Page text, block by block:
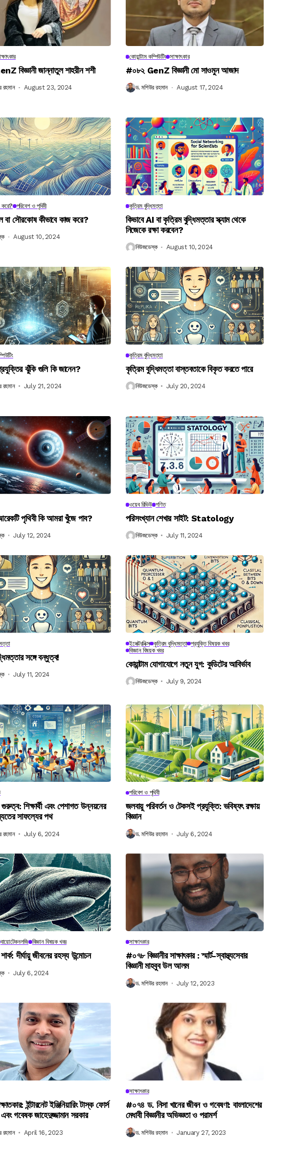
বিজ্ঞানী জান্নাতুল শাহরীন শশী
রহমান August 23, 2024
কোয়ান্টাম কম্পিউটিং সাক্ষাৎকার
#০৮২ GenZ বিজ্ঞানী মো সাওমুন আজাদ
ড. মশিউর রহমান August 17, 2024
করে? পরিবেশ ও পৃথিবী
বা সৌরকোষ কীভাবে কাজ করে?
August 10, 2024
কৃত্রিম বুদ্ধিমত্তা
কিভাবে AI বা কৃত্রিম বুদ্ধিমত্তার স্ক্যাম থেকে
নিজেকে রক্ষা করবেন?
নিউজডেস্ক August 10, 2024
প্রযুক্তির ঝুঁকি গুলি কি জানেন?
রহমান July 21, 2024
কৃত্রিম বুদ্ধিমত্তা
কৃত্রিম বুদ্ধিমত্তা বাস্তবতাকে বিকৃত করতে পারে
নিউজডেস্ক July 20, 2024
পৃথিবী কি আমরা খুঁজে পাব?
July 12, 2024
ওয়েব রিভিউ গণিত
পরিসংখ্যান শেখার সাইট: Statology
নিউজডেস্ক July 11, 2024
সঙ্গে বন্ধুত্ব!
July 11, 2024
ইলেক্ট্রনিক্স কৃত্রিম বুদ্ধিমত্তা প্রযুক্তি বিষয়ক খবর
বিজ্ঞান বিষয়ক খবর
কোয়ান্টাম যোগাযোগে নতুন যুগ: কুডিটের আবির্ভাব
নিউজডেস্ক July 9, 2024
শিক্ষার্থী এবং পেশাগত উন্নয়নের
সাফল্যের পথ
রহমান July 6, 2024
পরিবেশ ও পৃথিবী
জলবায়ু পরিবর্তন ও টেকসই প্রযুক্তি: ভবিষ্যৎ রক্ষায়
বিজ্ঞান
ড. মশিউর রহমান July 6, 2024
বায়োটেকনলজি বিজ্ঞান বিষয়ক খবর
দীর্ঘায়ু জীবনের রহস্য উন্মোচন
July 6, 2024
সাক্ষাৎকার
#০৭৮ বিজ্ঞানীর সাক্ষাৎকার : স্মার্ট-স্বাস্থ্যসেবার
বিজ্ঞানী মাহবুব উল আলম
ড. মশিউর রহমান July 12, 2023
ইন্টারনেট ইঞ্জিনিয়ারিং টাস্ক ফোর্স
গবেষক জাহেদুজ্জামান সরকার
রহমান April 16, 2023
সাক্ষাৎকার
#০৭৪ ড. নিসা খানের জীবন ও গবেষণা: বাংলাদেশের
মেধাবী বিজ্ঞানীর অভিজ্ঞতা ও পরামর্শ
ড. মশিউর রহমান January 27, 2023